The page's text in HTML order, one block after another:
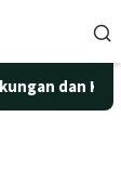
Kesehatan